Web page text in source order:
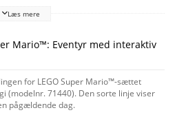
startrøret til målpælen via 3
og snup noget værktøj. Overvind den
frugten. Tramp på
og flyv væk på Kameks kosteskaft.
at bygge og lege på, og som er en
deres kreationer. Få ekstra
ved at kombinere modellerne og
Læs mere
Mario™: Eventyr med interaktiv
for LEGO Super Mario™-sættet
(modelnr. 71440). Den sorte linje viser
pågældende dag.